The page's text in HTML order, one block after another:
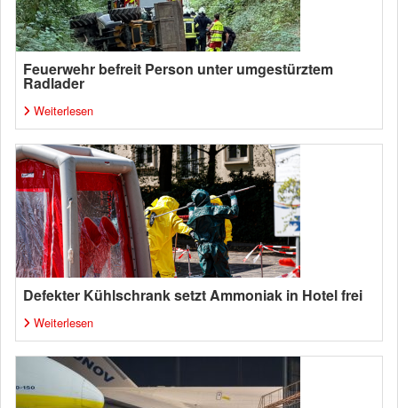
Feuerwehr befreit Person unter umgestürztem
Radlader
Weiterlesen
Defekter Kühlschrank setzt Ammoniak in Hotel frei
Weiterlesen